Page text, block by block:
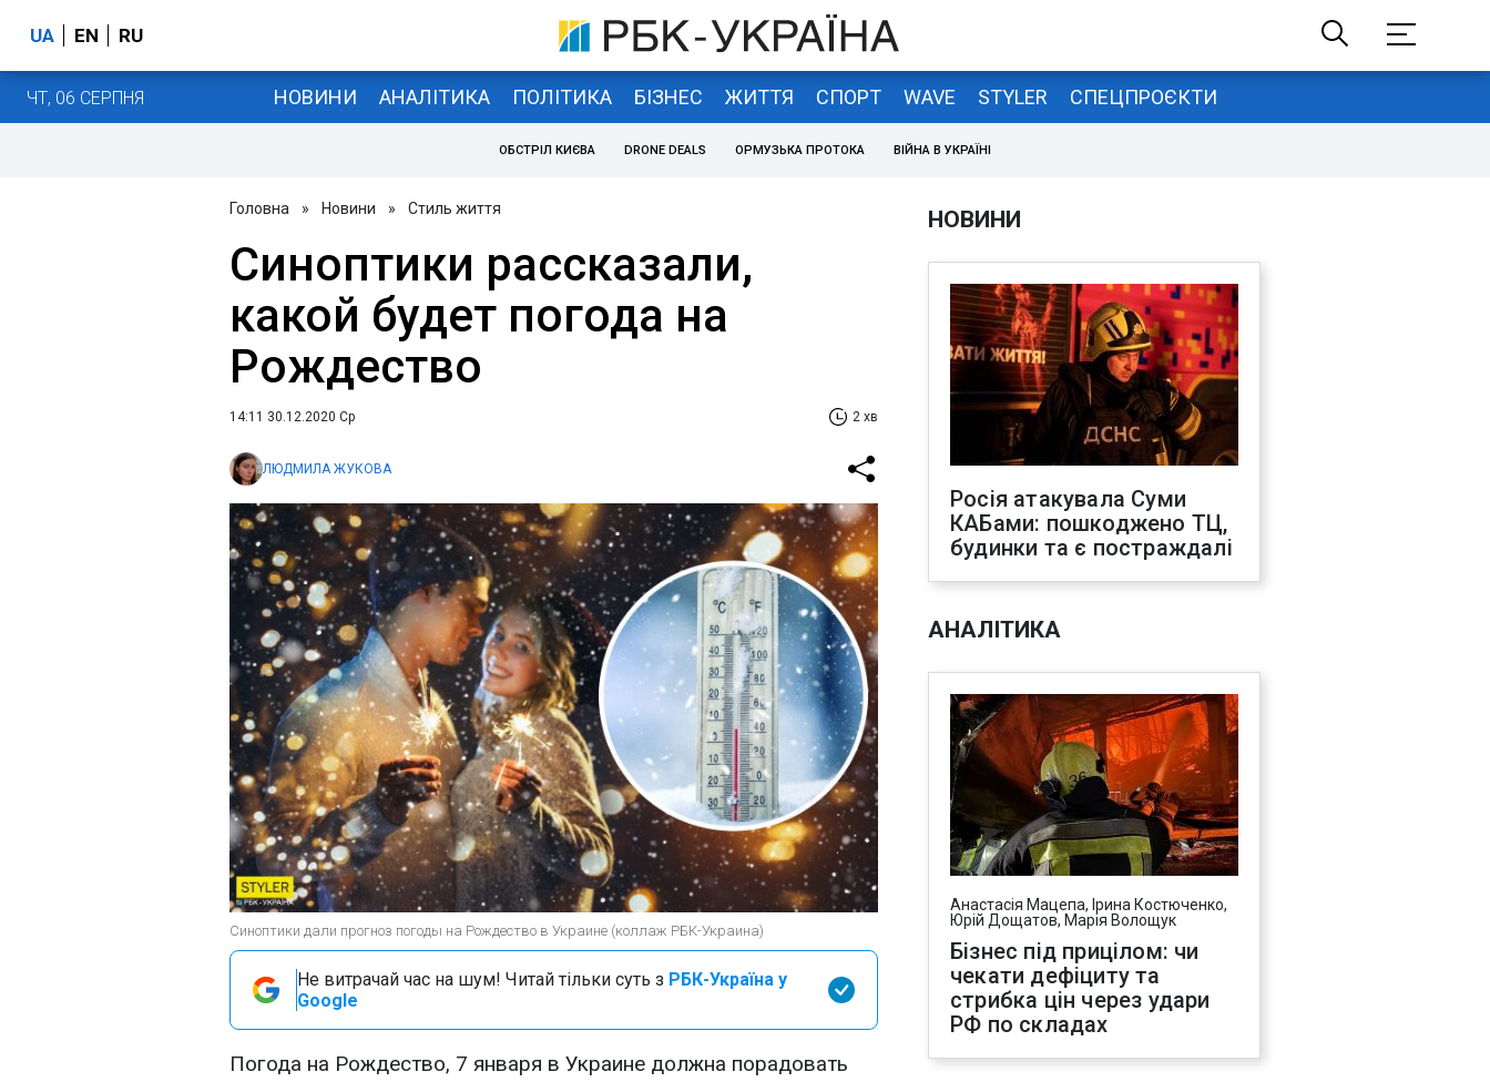
UA EN RU
ЧТ, 06 СЕРПНЯ НОВИНИ АНАЛІТИКА ПОЛІТИКА БІЗНЕС ЖИТТЯ СПОРТ WAVE STYLER СПЕЦПРОЄКТИ
ОБСТРІЛ КИЄВА DRONE DEALS ОРМУЗЬКА ПРОТОКА ВІЙНА В УКРАЇНІ
Головна » Новини » Стиль життя
Синоптики рассказали,
какой будет погода на
Рождество
14:11 30.12.2020 Ср 2 хв
ЛЮДМИЛА ЖУКОВА
Синоптики дали прогноз погоды на Рождество в Украине (коллаж РБК-Украина)
Не витрачай час на шум! Читай тільки суть з РБК-Україна у
Google
Погода на Рождество, 7 января в Украине должна порадовать
НОВИНИ
Росія атакувала Суми
КАБами: пошкоджено ТЦ,
будинки та є постраждалі
АНАЛІТИКА
Анастасія Мацепа, Ірина Костюченко,
Юрій Дощатов, Марія Волощук
Бізнес під прицілом: чи
чекати дефіциту та
стрибка цін через удари
РФ по складах